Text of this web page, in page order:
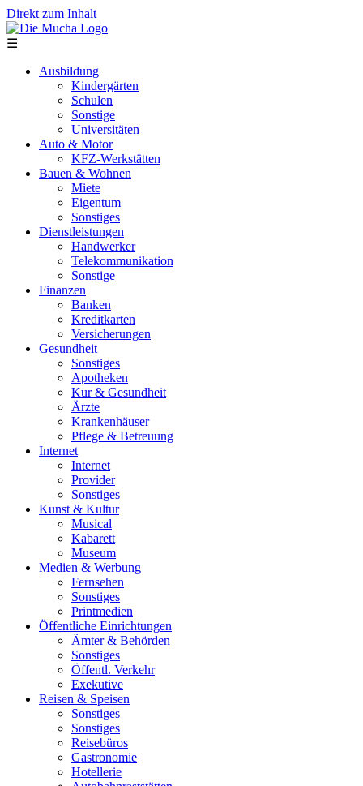
Direkt zum Inhalt
☰
Ausbildung
Kindergärten
Schulen
Sonstige
Universitäten
Auto & Motor
KFZ-Werkstätten
Bauen & Wohnen
Miete
Eigentum
Sonstiges
Dienstleistungen
Handwerker
Telekommunikation
Sonstige
Finanzen
Banken
Kreditkarten
Versicherungen
Gesundheit
Sonstiges
Apotheken
Kur & Gesundheit
Ärzte
Krankenhäuser
Pflege & Betreuung
Internet
Internet
Provider
Sonstiges
Kunst & Kultur
Musical
Kabarett
Museum
Medien & Werbung
Fernsehen
Sonstiges
Printmedien
Öffentliche Einrichtungen
Ämter & Behörden
Sonstiges
Öffentl. Verkehr
Exekutive
Reisen & Speisen
Sonstiges
Sonstiges
Reisebüros
Gastronomie
Hotellerie